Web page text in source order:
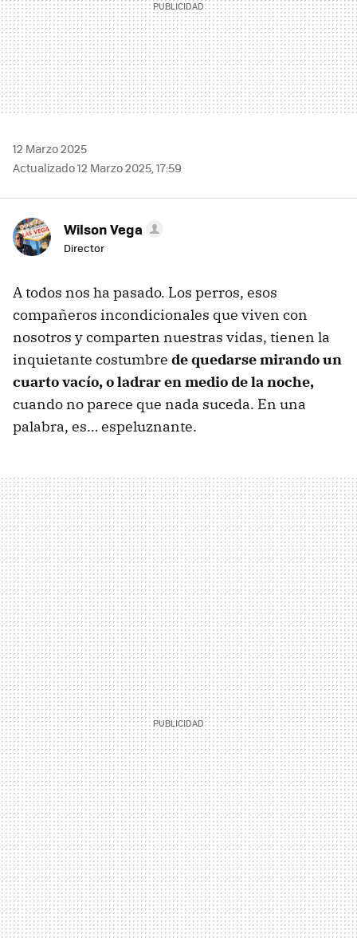
12 Marzo 2025
Actualizado 12 Marzo 2025, 17:59
Wilson Vega
Director
A todos nos ha pasado. Los perros, esos
compañeros incondicionales que viven con
nosotros y comparten nuestras vidas, tienen la
inquietante costumbre de quedarse mirando un
cuarto vacío, o ladrar en medio de la noche,
cuando no parece que nada suceda. En una
palabra, es… espeluznante.